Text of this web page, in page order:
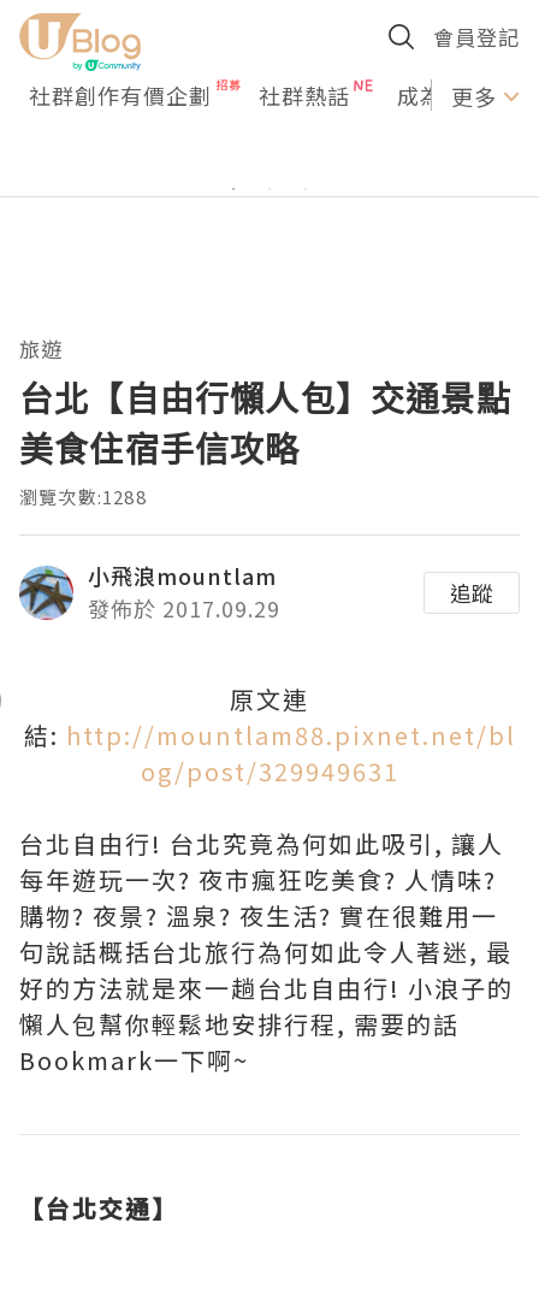
會員登記
社群創作有價企劃 社群熱話 成為U更多
旅遊
台北【自由行懶人包】交通景點
美食住宿手信攻略
瀏覽次數:1288
小飛浪mountlam
發佈於 2017.09.29
追蹤
原文連
結: http://mountlam88.pixnet.net/bl
og/post/329949631
台北自由行! 台北究竟為何如此吸引, 讓人
每年遊玩一次? 夜市瘋狂吃美食? 人情味?
購物? 夜景? 溫泉? 夜生活? 實在很難用一
句說話概括台北旅行為何如此令人著迷, 最
好的方法就是來一趟台北自由行! 小浪子的
懶人包幫你輕鬆地安排行程, 需要的話
Bookmark一下啊~
【台北交通】